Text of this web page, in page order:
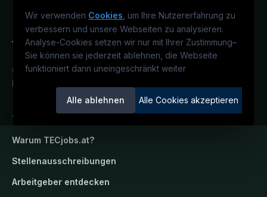
Wir verwenden Cookies , um Ihre Nutzererfahrung zu
verbessern und unsere Webseiten zu analysieren.
Analyse-Cookies setzen wir nur mit Ihrer Zustimmung–
Sie können sie jederzeit ablehnen, die Webseite
funktioniert dann uneingeschränkt weiter
Alle ablehnen Alle Cookies akzeptieren
Österreichs technisches Karriereportal.
Ein Service der candidatis GmbH.
TECjobs.at
Warum TECjobs.at?
Stellenausschreibungen
Arbeitgeber entdecken